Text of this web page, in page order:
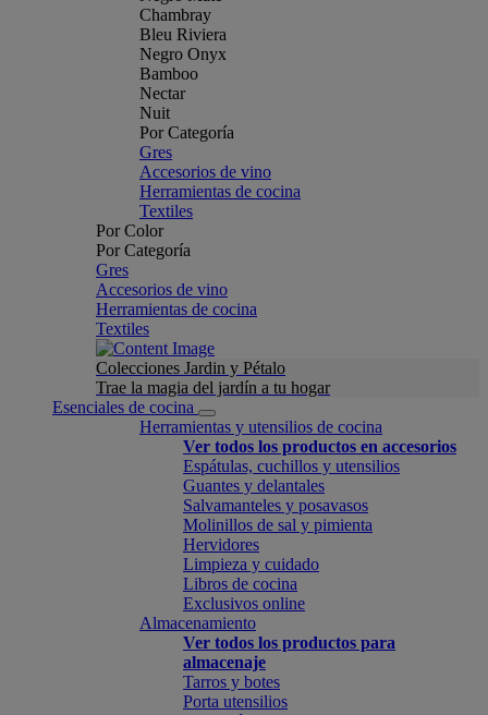
Chambray
Bleu Riviera
Negro Onyx
Bamboo
Nectar
Nuit
Por Categoría
Gres
Accesorios de vino
Herramientas de cocina
Textiles
Por Color
Por Categoría
Gres
Accesorios de vino
Herramientas de cocina
Textiles
Colecciones Jardin y Pétalo
Trae la magia del jardín a tu hogar
Esenciales de cocina
Herramientas y utensilios de cocina
Ver todos los productos en accesorios
Espátulas, cuchillos y utensilios
Guantes y delantales
Salvamanteles y posavasos
Molinillos de sal y pimienta
Hervidores
Limpieza y cuidado
Libros de cocina
Exclusivos online
Almacenamiento
Ver todos los productos para
almacenaje
Tarros y botes
Porta utensilios